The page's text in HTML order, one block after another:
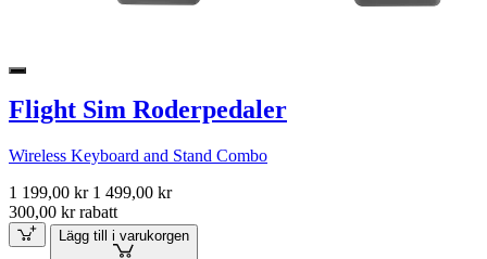
Flight Sim Roderpedaler
Wireless Keyboard and Stand Combo
1 199,00 kr 1 499,00 kr
300,00 kr rabatt
Lägg till i varukorgen